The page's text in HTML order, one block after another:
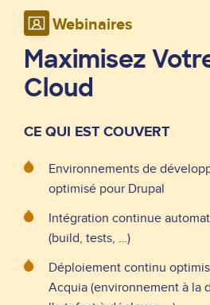
Webinaires
Maximisez
Cloud
CE QUI EST COUVERT
Environnements de
optimisé pour Drupal
Intégration continue
(build, tests, …)
Déploiement continu
Acquia (environnement à la